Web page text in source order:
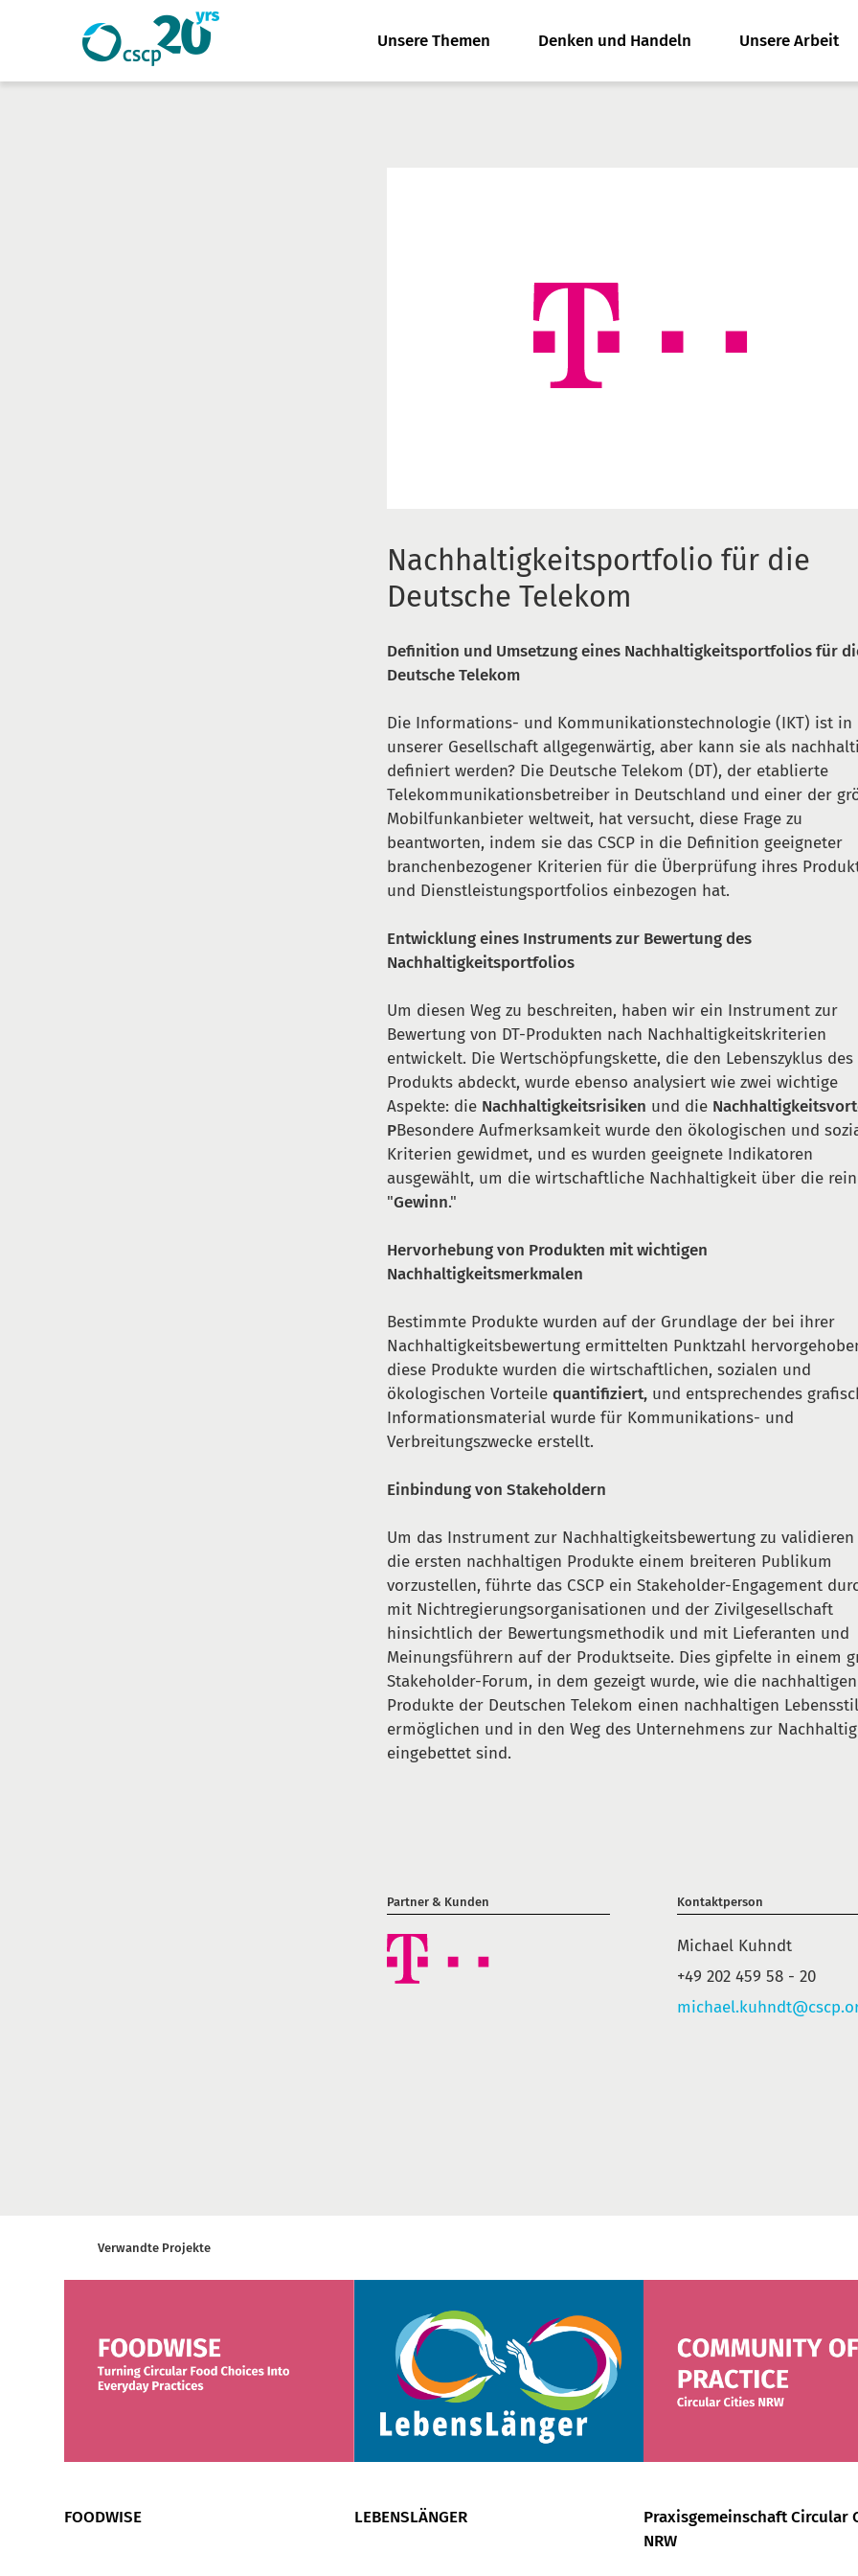
Unsere Themen Denken und Handeln Unsere Arbeit
Nachhaltigkeitsportfolio für die
Deutsche Telekom
Definition und Umsetzung eines Nachhaltigkeitsportfolios für
Deutsche Telekom
Die Informations- und Kommunikationstechnologie (IKT) ist in
unserer Gesellschaft allgegenwärtig, aber kann sie als
definiert werden? Die Deutsche Telekom (DT), der etablierte
Telekommunikationsbetreiber in Deutschland und einer der
Mobilfunkanbieter weltweit, hat versucht, diese Frage zu
beantworten, indem sie das CSCP in die Definition geeigneter
branchenbezogener Kriterien für die Überprüfung ihres
und Dienstleistungsportfolios einbezogen hat.
Entwicklung eines Instruments zur Bewertung des
Nachhaltigkeitsportfolios
Um diesen Weg zu beschreiten, haben wir ein Instrument zur
Bewertung von DT-Produkten nach Nachhaltigkeitskriterien
entwickelt. Die Wertschöpfungskette, die den Lebenszyklus des
Produkts abdeckt, wurde ebenso analysiert wie zwei wichtige
Aspekte: die Nachhaltigkeitsrisiken und die
PBesondere Aufmerksamkeit wurde den ökologischen und
Kriterien gewidmet, und es wurden geeignete Indikatoren
ausgewählt, um die wirtschaftliche Nachhaltigkeit über die
"Gewinn."
Hervorhebung von Produkten mit wichtigen
Nachhaltigkeitsmerkmalen
Bestimmte Produkte wurden auf der Grundlage der bei ihrer
Nachhaltigkeitsbewertung ermittelten Punktzahl
diese Produkte wurden die wirtschaftlichen, sozialen und
ökologischen Vorteilequantifiziert, und entsprechendes
Informationsmaterial wurde für Kommunikations- und
Verbreitungszwecke erstellt.
Einbindung von Stakeholdern
Um das Instrument zur Nachhaltigkeitsbewertung zu validieren
die ersten nachhaltigen Produkte einem breiteren Publikum
vorzustellen, führte das CSCP ein Stakeholder-Engagement
mit Nichtregierungsorganisationen und der Zivilgesellschaft
hinsichtlich der Bewertungsmethodik und mit Lieferanten und
Meinungsführern auf der Produktseite. Dies gipfelte in einem
Stakeholder-Forum, in dem gezeigt wurde, wie die nachhaltigen
Produkte der Deutschen Telekom einen nachhaltigen Lebensstil
ermöglichen und in den Weg des Unternehmens zur
eingebettet sind.
Partner & Kunden Kontaktperson
Michael Kuhndt
+49 202 459 58 - 20
Verwandte Projekte
FOODWISE LEBENSLÄNGER
Praxisgemeinschaft Circular
NRW